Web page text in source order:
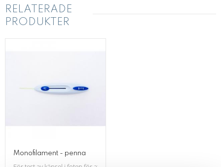
RELATERADE
PRODUKTER
Monofilament - penna